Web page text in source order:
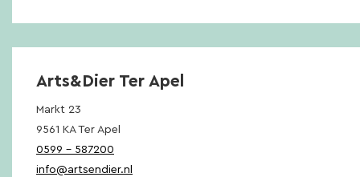
Arts&Dier Ter Apel
Markt 23
9561 KA Ter Apel
0599 – 587200
info@artsendier.nl